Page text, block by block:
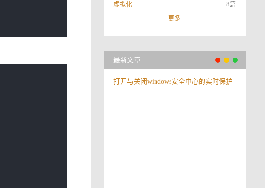
虚拟化
8篇
更多
最新文章
打开与关闭windows安全中心的实时保护